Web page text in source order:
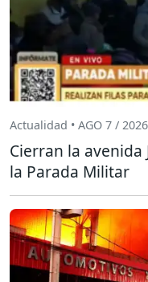
Actualidad • AGO 7 / 2026
Cierran la
la Parada Militar